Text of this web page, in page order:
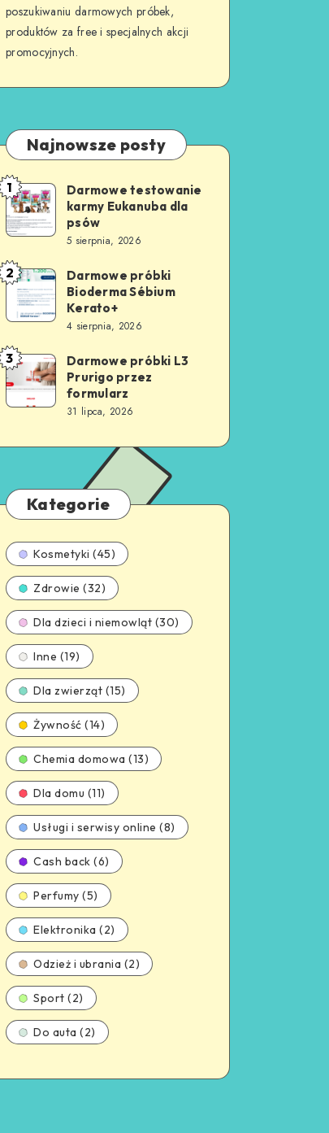
poszukiwaniu darmowych próbek,
produktów za free i specjalnych akcji
promocyjnych.
Najnowsze posty
1
Darmowe testowanie
karmy Eukanuba dla
psów
5 sierpnia, 2026
2
Darmowe próbki
Bioderma Sébium
Kerato+
4 sierpnia, 2026
3
Darmowe próbki L3
Prurigo przez
formularz
31 lipca, 2026
Kategorie
Kosmetyki (45)
Zdrowie (32)
Dla dzieci i niemowląt (30)
Inne (19)
Dla zwierząt (15)
Żywność (14)
Chemia domowa (13)
Dla domu (11)
Usługi i serwisy online (8)
Cash back (6)
Perfumy (5)
Elektronika (2)
Odzież i ubrania (2)
Sport (2)
Do auta (2)